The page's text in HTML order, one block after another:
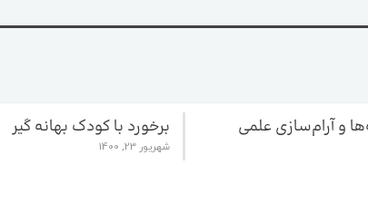
و آرام‌سازی علمی برخورد با کودک بهانه گیر
شهریور 23, 1400